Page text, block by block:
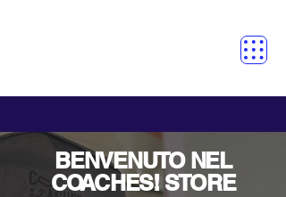
BENVENUTO NEL
COACHES! STORE